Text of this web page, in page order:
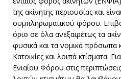
της ακίνητης περιουσίας και
συμπληρωματικού φόρου.
όριο σε όλα ανεξαιρέτως τα
φυσικά και τα νομικά πρόσωπα
Κατοικίες και λοιπά κτίσματα.
Ενιαίου Φόρου στις